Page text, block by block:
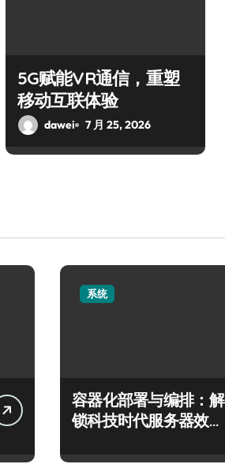
5G赋能VR通信，重塑
移动互联体验
dawei 7 月 25, 2026
系统
容器化部署与编排：解
锁科技时代服务器效率